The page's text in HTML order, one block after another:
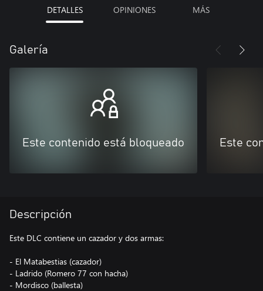
DETALLES OPINIONES MÁS
Galería
Este contenido está bloqueado Este
Descripción
Este DLC contiene un cazador y dos armas:
- El Matabestias (cazador)
- Ladrido (Romero 77 con hacha)
- Mordisco (ballesta)